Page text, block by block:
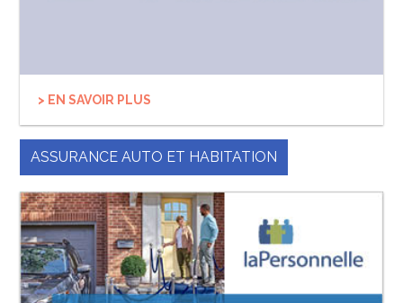
> EN SAVOIR PLUS
ASSURANCE AUTO ET HABITATION